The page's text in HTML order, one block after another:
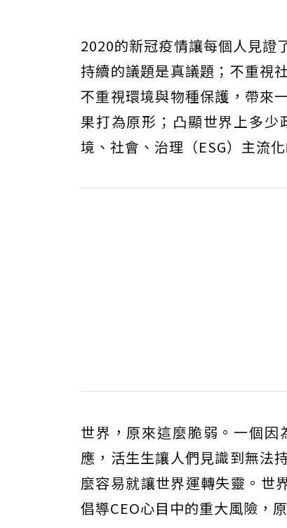
2020的新冠疫情讓每個人見證
持續的議題是真議題；不重視
不重視環境與物種保護，帶來
果打為原形；凸顯世界上多
境、社會、治理（ESG）主流化
世界，原來這麼脆弱。一個
應，活生生讓人們見識到無法
麼容易就讓世界運轉失靈。世
倡導CEO心目中的重大風險，